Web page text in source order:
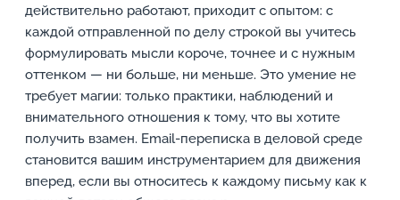
действительно работают, приходит с опытом: с
каждой отправленной по делу строкой вы учитесь
формулировать мысли короче, точнее и с нужным
оттенком — ни больше, ни меньше. Это умение не
требует магии: только практики, наблюдений и
внимательного отношения к тому, что вы хотите
получить взамен. Email-переписка в деловой среде
становится вашим инструментарием для движения
вперед, если вы относитесь к каждому письму как к